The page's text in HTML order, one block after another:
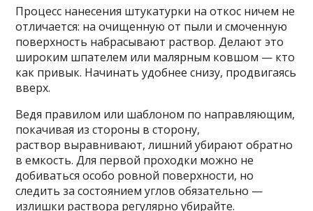
Процесс нанесения штукатурки на откос ничем не
отличается: на очищенную от пыли и смоченную
поверхность набрасывают раствор. Делают это
широким шпателем или малярным ковшом — кто
как привык. Начинать удобнее снизу, продвигаясь
вверх.
Ведя правилом или шаблоном по направляющим,
покачивая из стороны в сторону,
раствор выравнивают, лишний убирают обратно
в емкость. Для первой проходки можно не
добиваться особо ровной поверхности, но
следить за состоянием углов обязательно —
излишки раствора регулярно убирайте.